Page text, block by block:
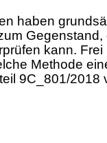
haben
Gegenstand,
kann.
Methode
9C_801/2018